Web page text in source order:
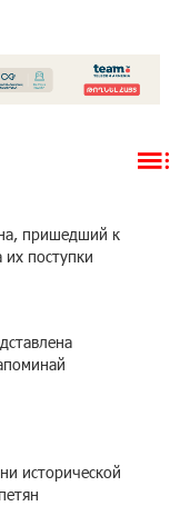
пришедший к
их поступки
исторической